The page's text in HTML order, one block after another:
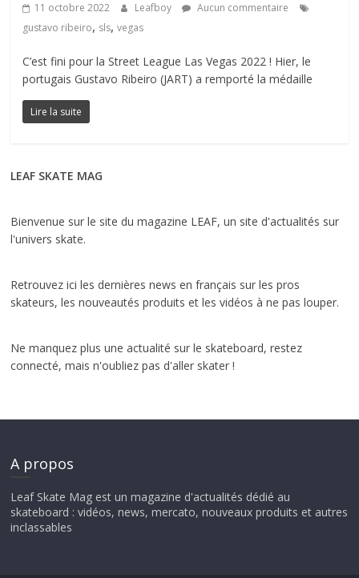
11 octobre 2022 Leafboy
Aucun commentaire
gustavo ribeiro, sls,vegas
C’est fini pour la Street League Las Vegas 2022 ! Hier, le
portugais Gustavo Ribeiro (JART) a remporté la médaille
Lire la suite
LEAF SKATE MAG
Bienvenue sur le site du magazine LEAF, un site d'actualités sur
l'univers skate.
Retrouvez ici les dernières news en français sur les pros
skateurs, les nouveautés produits et les vidéos à ne pas louper.
Ne manquez plus une actualité sur le skateboard, restez
connecté, mais n'oubliez pas d'aller skater !
A propos
Leaf Skate Mag est un magazine d'actualités dédié au
skateboard : vidéos, news, mercato, nouveaux produits et autres
inclassables